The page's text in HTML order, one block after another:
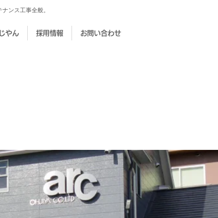
ンス工事全般。
やん 採用情報 お問い合わせ